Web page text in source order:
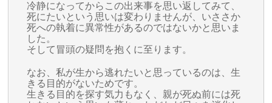
冷静になってからこの出来事を思い返してみて、
死にたいという思いは変わりませんが、いささか
死への執着に異常性があるのではないかと思いま
した。
そして冒頭の疑問を抱くに至ります。
なお、私が生から逃れたいと思っているのは、生
きる目的がないためです。
生きる目的を探す気力もなく、親が死ぬ前には死